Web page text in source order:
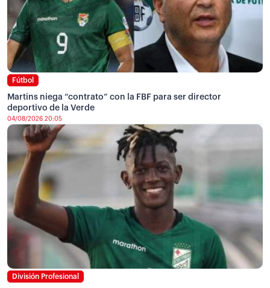
Fútbol
Martins niega “contrato” con la FBF para ser director
deportivo de la Verde
04/08/2026 20:05
División Profesional